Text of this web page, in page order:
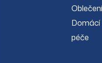
Oblečení
Domácí
péče